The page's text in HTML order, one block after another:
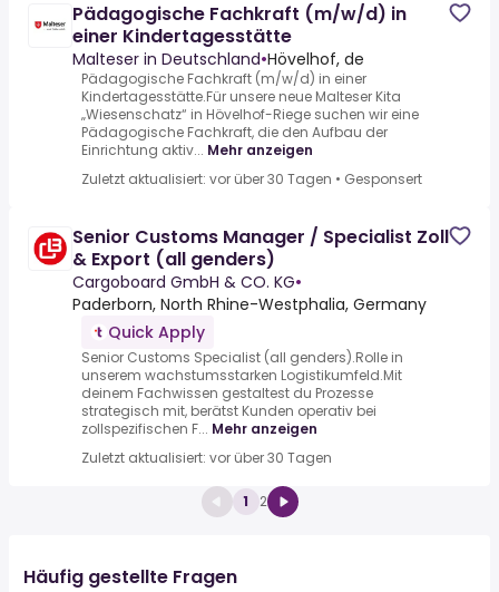
Pädagogische Fachkraft (m/w/d) in
einer Kindertagesstätte
Malteser in Deutschland•Hövelhof, de
Pädagogische Fachkraft (m/w/d) in einer
Kindertagesstätte.Für unsere neue Malteser Kita
„Wiesenschatz“ in Hövelhof-Riege suchen wir eine
Pädagogische Fachkraft, die den Aufbau der
Einrichtung aktiv... Mehr anzeigen
Zuletzt aktualisiert: vor über 30 Tagen • Gesponsert
Senior Customs Manager / Specialist Zoll
& Export (all genders)
Cargoboard GmbH & CO. KG•
Paderborn, North Rhine-Westphalia, Germany
Quick Apply
Senior Customs Specialist (all genders).Rolle in
unserem wachstumsstarken Logistikumfeld.Mit
deinem Fachwissen gestaltest du Prozesse
strategisch mit, berätst Kunden operativ bei
zollspezifischen F... Mehr anzeigen
Zuletzt aktualisiert: vor über 30 Tagen
1 2
Häufig gestellte Fragen